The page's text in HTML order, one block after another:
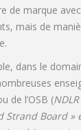
de marque
mais de
dans le
de l’OSB (
Strand Board »